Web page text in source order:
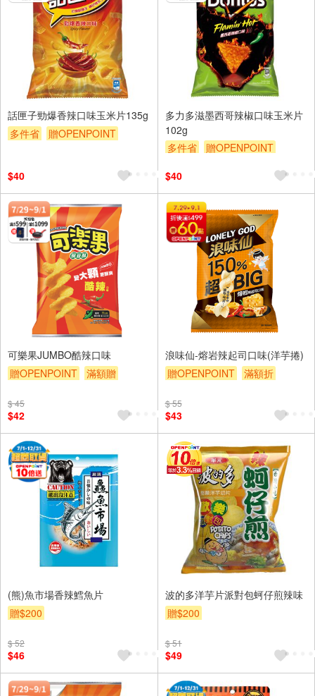
話匣子勁爆香辣口味玉米片135g
多件省
贈OPENPOINT
$40
多力多滋墨西哥辣椒口味玉米片
102g
多件省
贈OPENPOINT
$40
可樂果JUMBO酷辣口味
贈OPENPOINT
滿額贈
$ 45
$42
浪味仙-熔岩辣起司口味(洋芋捲)
贈OPENPOINT
滿額折
$ 55
$43
(熊)魚市場香辣鱈魚片
贈$200
$ 52
$46
波的多洋芋片派對包蚵仔煎辣味
贈$200
$ 51
$49